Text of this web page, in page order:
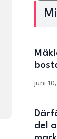
juni
del